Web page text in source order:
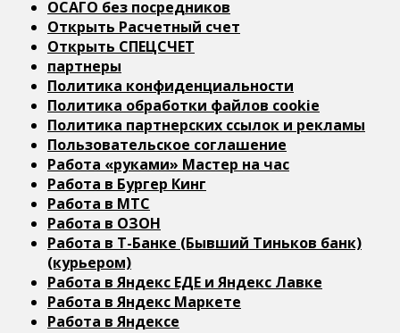
ОСАГО без посредников
Открыть Расчетный счет
Открыть СПЕЦСЧЕТ
партнеры
Политика конфиденциальности
Политика обработки файлов cookie
Политика партнерских ссылок и рекламы
Пользовательское соглашение
Работа «руками» Мастер на час
Работа в Бургер Кинг
Работа в МТС
Работа в ОЗОН
Работа в Т-Банке (Бывший Тиньков банк)
(курьером)
Работа в Яндекс ЕДЕ и Яндекс Лавке
Работа в Яндекс Маркете
Работа в Яндексе